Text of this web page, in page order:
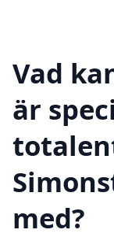
Vad
är
med?